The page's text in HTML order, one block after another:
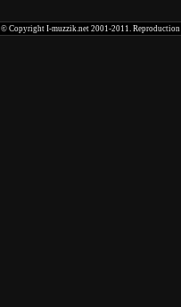
© Copyright I-muzzik.net 2001-2011. Reproduction